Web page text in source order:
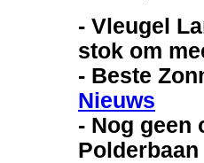
- Vleugel
stok om
- Beste
Nieuws
- Nog geen